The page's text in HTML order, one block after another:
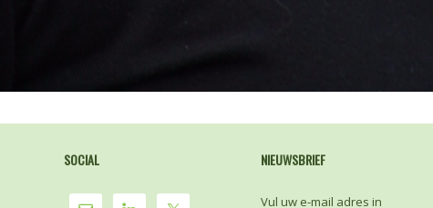
SOCIAL NIEUWSBRIEF
Vul uw e-mail adres in